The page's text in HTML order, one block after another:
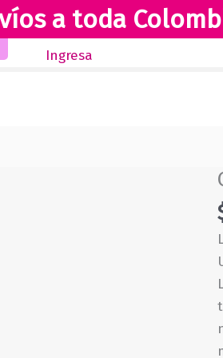
a toda
Inicio Novedades
Ingresa